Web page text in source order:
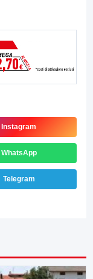
Instagram
WhatsApp
Telegram